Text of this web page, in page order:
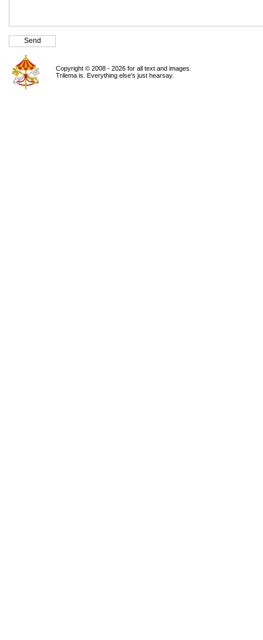
Copyright © 2008 - 2026 for all text and images.
Trilema is. Everything else's just hearsay.